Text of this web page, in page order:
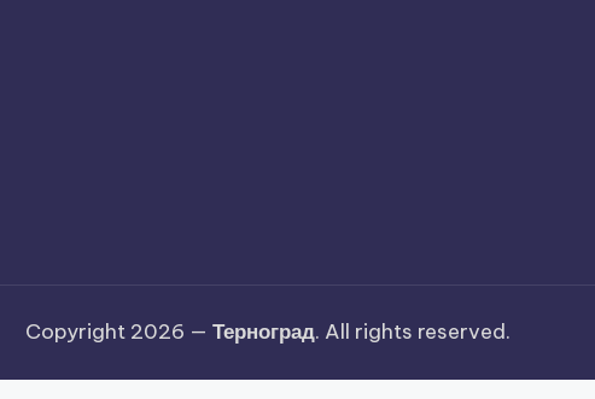
Copyright 2026 — Терноград. All rights reserved.